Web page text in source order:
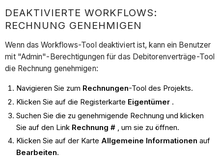
DEAKTIVIERTE WORKFLOWS:
RECHNUNG GENEHMIGEN
Wenn das Workflows-Tool deaktiviert ist, kann ein Benutzer
mit "Admin"-Berechtigungen für das Debitorenverträge-Tool
die Rechnung genehmigen:
Navigieren Sie zum Rechnungen-Tool des Projekts.
Klicken Sie auf die Registerkarte Eigentümer.
Suchen Sie die zu genehmigende Rechnung und klicken
Sie auf den Link Rechnung #, um sie zu öffnen.
Klicken Sie auf der Karte Allgemeine Informationen auf
Bearbeiten.